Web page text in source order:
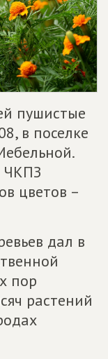
пушистые
в поселке
ЧКПЗ
цветов –
дал в
пор
растений